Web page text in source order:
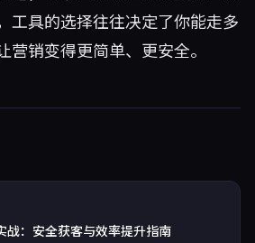
工具的选择往往决定了你能走多
营销变得更简单、更安全。
战：安全获客与效率提升指南